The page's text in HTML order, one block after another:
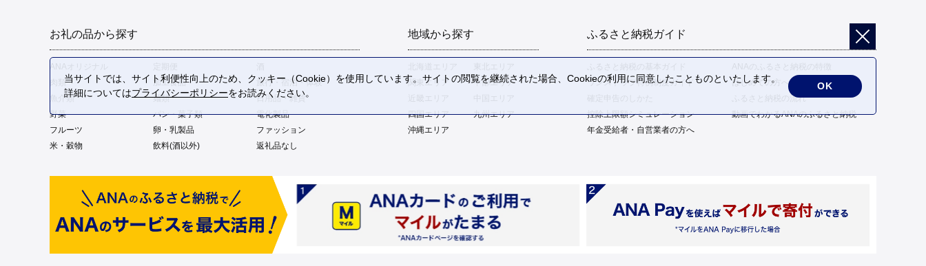
お礼の品から探す
肉類
加工食品
旅行・宿泊・体験
魚介類
麺類
日用品・雑貨
野菜
パン・菓子類
電化製品
フルーツ
卵・乳製品
ファッション
米・穀物
飲料(酒以外) 返礼品なし
地域から探す
関東エリア
中部エリア
四国エリア
九州エリア
沖縄エリア
ふるさと納税ガイド
ふるさと納税の基本ガイド
ANAのふるさと納税の特徴
ワンストップ特例制度ガイド
はじめての方へ
ふるさと納税の流れ
控除上限額シミュレーション
動画でわかるANAのふるさと納税
年金受給者・自営業者の方へ
当サイトでは、サイト利便性向上のため、クッキー（Cookie）を使用しています。サイトの閲覧を継続された場合、Cookieの利用に同意したことものといたします。
詳細についてはプライバシーポリシーをお読みください。
OK